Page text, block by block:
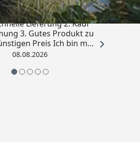
gut gefallen hat mir :
Lieferung 2. Kauf
3. Gutes Produkt zu
Preis Ich bin mit
sehr
08.08.2026